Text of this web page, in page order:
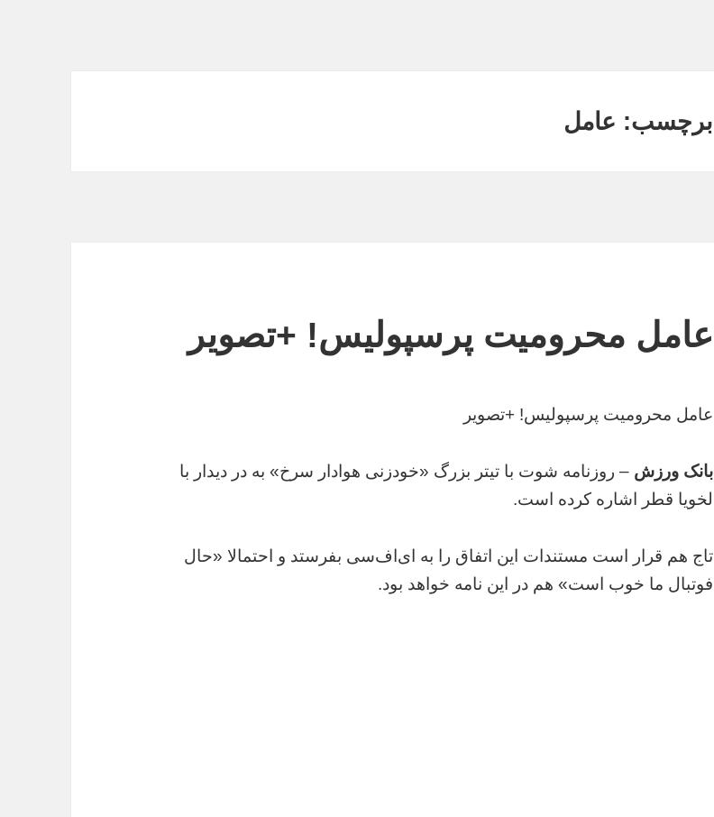
برچسب: عامل
عامل محرومیت پرسپولیس! +تصویر
عامل محرومیت پرسپولیس! +تصویر
بانک ورزش– روزنامه شوت با تیتر بزرگ «خودزنی هوادار سرخ» به در دیدار با
لخویا قطر اشاره کرده است.
تاج هم قرار است مستندات این اتفاق را به ای‌اف‌سی بفرستد و احتمالا «حال
فوتبال ما خوب است» هم در این نامه خواهد بود.